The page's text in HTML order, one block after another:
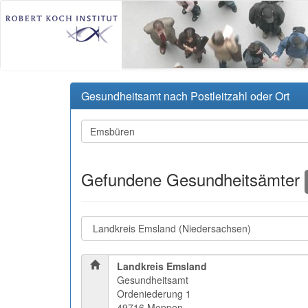
Gesundheitsamt nach Postleitzahl oder Ort
Gefundene Gesundheitsämter
Landkreis Emsland
Gesundheitsamt
Ordeniederung 1